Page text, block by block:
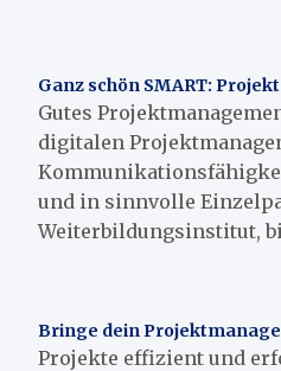
Ganz schön SMART:
Gutes
digitalen
und in sinnvolle
Weiterbildungsinstitut,
Bringe dein
Projekte effizient und